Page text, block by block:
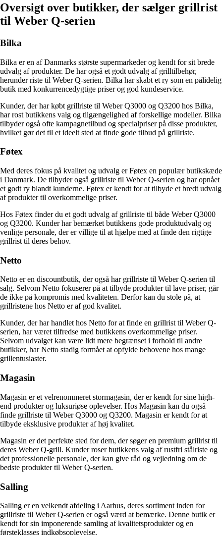
Oversigt over butikker, der sælger grillrist
til Weber Q-serien
Bilka
Bilka er en af ​​Danmarks største supermarkeder og kendt for sit brede
udvalg af produkter. De har også et godt udvalg af grilltilbehør,
herunder riste til Weber Q-serien. Bilka har skabt et ry som en pålidelig
butik med konkurrencedygtige priser og god kundeservice.
Kunder, der har købt grillriste til Weber Q3000 og Q3200 hos Bilka,
har rost butikkens valg og tilgængelighed af forskellige modeller. Bilka
tilbyder også ofte kampagnetilbud og specialpriser på disse produkter,
hvilket gør det til et ideelt sted at finde gode tilbud på grillriste.
Føtex
Med deres fokus på kvalitet og udvalg er Føtex en populær butikskæde
i Danmark. De tilbyder også grillriste til Weber Q-serien og har opnået
et godt ry blandt kunderne. Føtex er kendt for at tilbyde et bredt udvalg
af produkter til overkommelige priser.
Hos Føtex finder du et godt udvalg af grillriste til både Weber Q3000
og Q3200. Kunder har bemærket butikkens gode produktudvalg og
venlige personale, der er villige til at hjælpe med at finde den rigtige
grillrist til deres behov.
Netto
Netto er en discountbutik, der også har grillriste til Weber Q-serien til
salg. Selvom Netto fokuserer på at tilbyde produkter til lave priser, går
de ikke på kompromis med kvaliteten. Derfor kan du stole på, at
grillristene hos Netto er af god kvalitet.
Kunder, der har handlet hos Netto for at finde en grillrist til Weber Q-
serien, har været tilfredse med butikkens overkommelige priser.
Selvom udvalget kan være lidt mere begrænset i forhold til andre
butikker, har Netto stadig formået at opfylde behovene hos mange
grillentusiaster.
Magasin
Magasin er et velrenommeret stormagasin, der er kendt for sine high-
end produkter og luksuriøse oplevelser. Hos Magasin kan du også
finde grillriste til Weber Q3000 og Q3200. Magasin er kendt for at
tilbyde eksklusive produkter af høj kvalitet.
Magasin er det perfekte sted for dem, der søger en premium grillrist til
deres Weber Q-grill. Kunder roser butikkens valg af rustfri stålriste og
det professionelle personale, der kan give råd og vejledning om de
bedste produkter til Weber Q-serien.
Salling
Salling er en velkendt afdeling i Aarhus, deres sortiment inden for
grillriste til Weber Q-serien er også værd at bemærke. Denne butik er
kendt for sin imponerende samling af kvalitetsprodukter og en
førsteklasses indkøbsoplevelse.